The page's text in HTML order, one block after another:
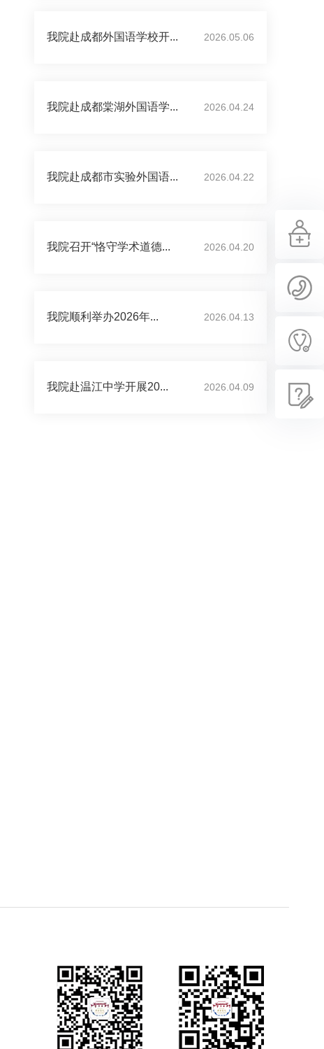
我院赴成都外国语学校开... 2026.05.06
我院赴成都棠湖外国语学... 2026.04.24
我院赴成都市实验外国语... 2026.04.22
我院召开“恪守学术道德... 2026.04.20
我院顺利举办2026年... 2026.04.13
我院赴温江中学开展20... 2026.04.09